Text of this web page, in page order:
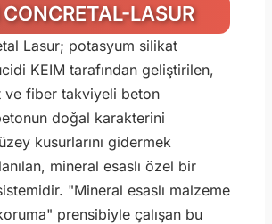
LASUR
Lasur; potasyum silikat
KEIM tarafından geliştirilen,
ve fiber takviyeli beton
doğal karakterini
kusurlarını gidermek
mineral esaslı özel bir
"Mineral esaslı malzeme
prensibiyle çalışan bu